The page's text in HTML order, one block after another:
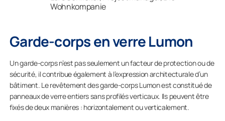
Wohnkompanie
Garde-corps en verre Lumon
Un garde-corps n’est pas seulement un facteur de protection ou de
sécurité, il contribue également à l’expression architecturale d’un
bâtiment. Le revêtement des garde-corps Lumon est constitué de
panneaux de verre entiers sans profilés verticaux. Ils peuvent être
fixés de deux manières : horizontalement ou verticalement.